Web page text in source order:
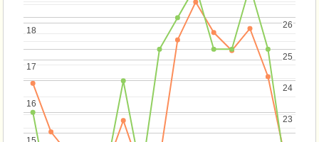
16
16
17
17
18
18
23
23
24
24
25
25
26
26